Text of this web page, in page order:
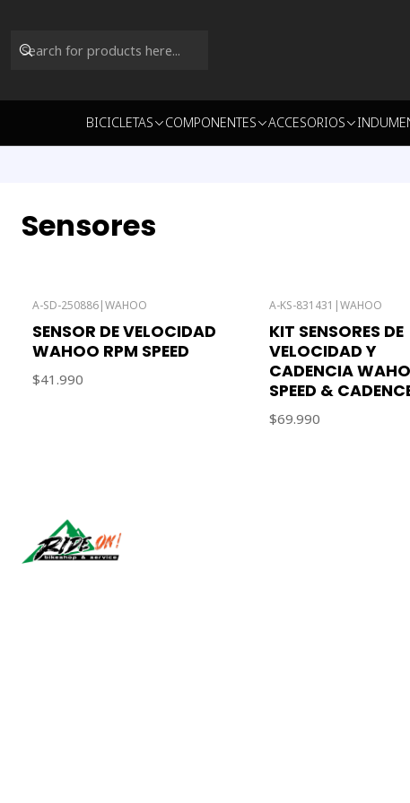
BICICLETAS COMPONENTES ACCESORIOS
Sensores
A-SD-250886|WAHOO
SENSOR DE VELOCIDAD
WAHOO RPM SPEED
$41.990
A-KS-831431 |WAHOO
KIT SENSORES DE
VELOCIDAD Y
CADENCIA
SPEED &
$69.990